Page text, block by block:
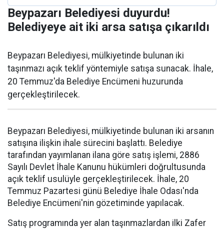
Beypazarı Belediyesi duyurdu!
Belediyeye ait iki arsa satışa çıkarıldı
Beypazarı Belediyesi, mülkiyetinde bulunan iki
taşınmazı açık teklif yöntemiyle satışa sunacak. İhale,
20 Temmuz'da Belediye Encümeni huzurunda
gerçekleştirilecek.
Beypazarı Belediyesi, mülkiyetinde bulunan iki arsanın
satışına ilişkin ihale sürecini başlattı. Belediye
tarafından yayımlanan ilana göre satış işlemi, 2886
Sayılı Devlet İhale Kanunu hükümleri doğrultusunda
açık teklif usulüyle gerçekleştirilecek. İhale, 20
Temmuz Pazartesi günü Belediye İhale Odası'nda
Belediye Encümeni'nin gözetiminde yapılacak.
Satış programında yer alan taşınmazlardan ilki Zafer